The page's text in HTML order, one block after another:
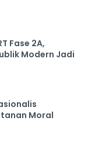
Fase 2A,
Modern Jadi
Moral